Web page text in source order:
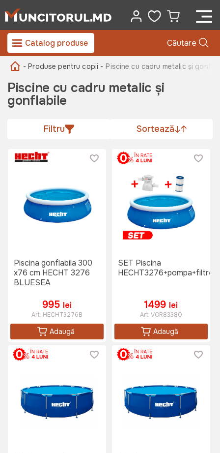
Catalog produse Căutare
- Produse pentru copii - Piscine cu cadru metalic și
Piscine cu cadru metalic și
gonflabile
Filtru Sortează
Piscina gonflabila 300
x76 cm HECHT 3276
BLUESEA
995 lei
Art: HECHT3276B
Adaugă
SET Piscina
HECHT3276+pompa+filtre
1499 lei
Art:VOR83380
Adaugă